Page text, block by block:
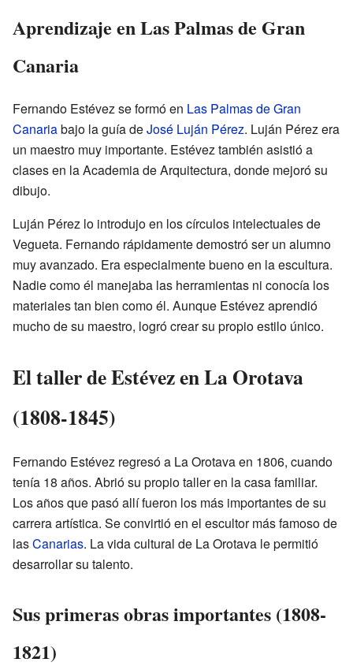
Aprendizaje en Las Palmas de Gran
Canaria
Fernando Estévez se formó en Las Palmas de Gran
Canariabajo la guía deJosé Luján Pérez. Luján Pérez era
un maestro muy importante. Estévez también asistió a
clases en la Academia de Arquitectura, donde mejoró su
dibujo.
Luján Pérez lo introdujo en los círculos intelectuales de
Vegueta. Fernando rápidamente demostró ser un alumno
muy avanzado. Era especialmente bueno en la escultura.
Nadie como él manejaba las herramientas ni conocía los
materiales tan bien como él. Aunque Estévez aprendió
mucho de su maestro, logró crear su propio estilo único.
El taller de Estévez en La Orotava
(1808-1845)
Fernando Estévez regresó a La Orotava en 1806, cuando
tenía 18 años. Abrió su propio taller en la casa familiar.
Los años que pasó allí fueron los más importantes de su
carrera artística. Se convirtió en el escultor más famoso de
lasCanarias. La vida cultural de La Orotava le permitió
desarrollar su talento.
Sus primeras obras importantes (1808-
1821)